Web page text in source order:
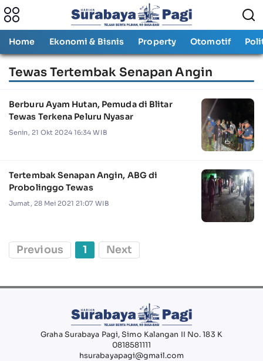
Home Ekonomi & Bisnis Property Otomotif
Tewas Tertembak Senapan Angin
Berburu Ayam Hutan, Pemuda di Blitar
Tewas Terkena Peluru Nyasar
Senin, 21 Okt 2024 16:34 WIB
Tertembak Senapan Angin, ABG di
Probolinggo Tewas
Jumat, 28 Mei 2021 21:07 WIB
Previous 1 Next
Graha Surabaya Pagi, Simo Kalangan II No. 183 K
0818581111
hsurabayapagi@gmail.com